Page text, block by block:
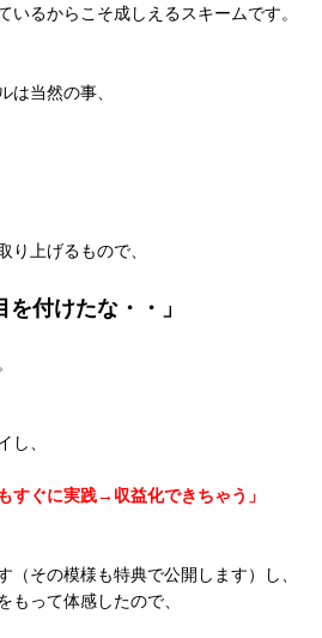
いるからこそ成しえるスキームです。
は当然の事、
り上げるもので、
を付けたな・・」
し、
すぐに実践→収益化できちゃう」
（その模様も特典で公開します）し、
もって体感したので、